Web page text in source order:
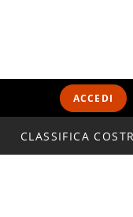
ACCEDI
CLASSIFICA